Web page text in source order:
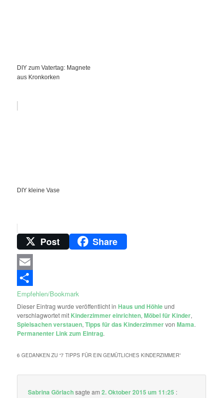
DIY zum Vatertag: Magnete
aus Kronkorken
DIY kleine Vase
Post Share
Email
Empfehlen/Bookmark
Dieser Eintrag wurde veröffentlicht inHaus und Höhleund
verschlagwortet mit Kinderzimmer einrichten,Möbel für Kinder,
Spielsachen verstauen,Tipps für das KinderzimmervonMama.
Permanenter Link zum Eintrag.
6 GEDANKEN ZU “7 TIPPS FÜR EIN GEMÜTLICHES KINDERZIMMER”
Sabrina Görlachsagte am2. Oktober 2015 um 11:25 :